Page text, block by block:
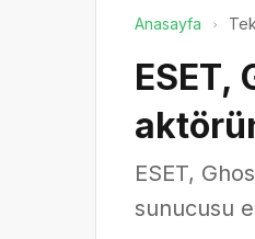
Anasayfa
ESET,
ESET,
sunucusu